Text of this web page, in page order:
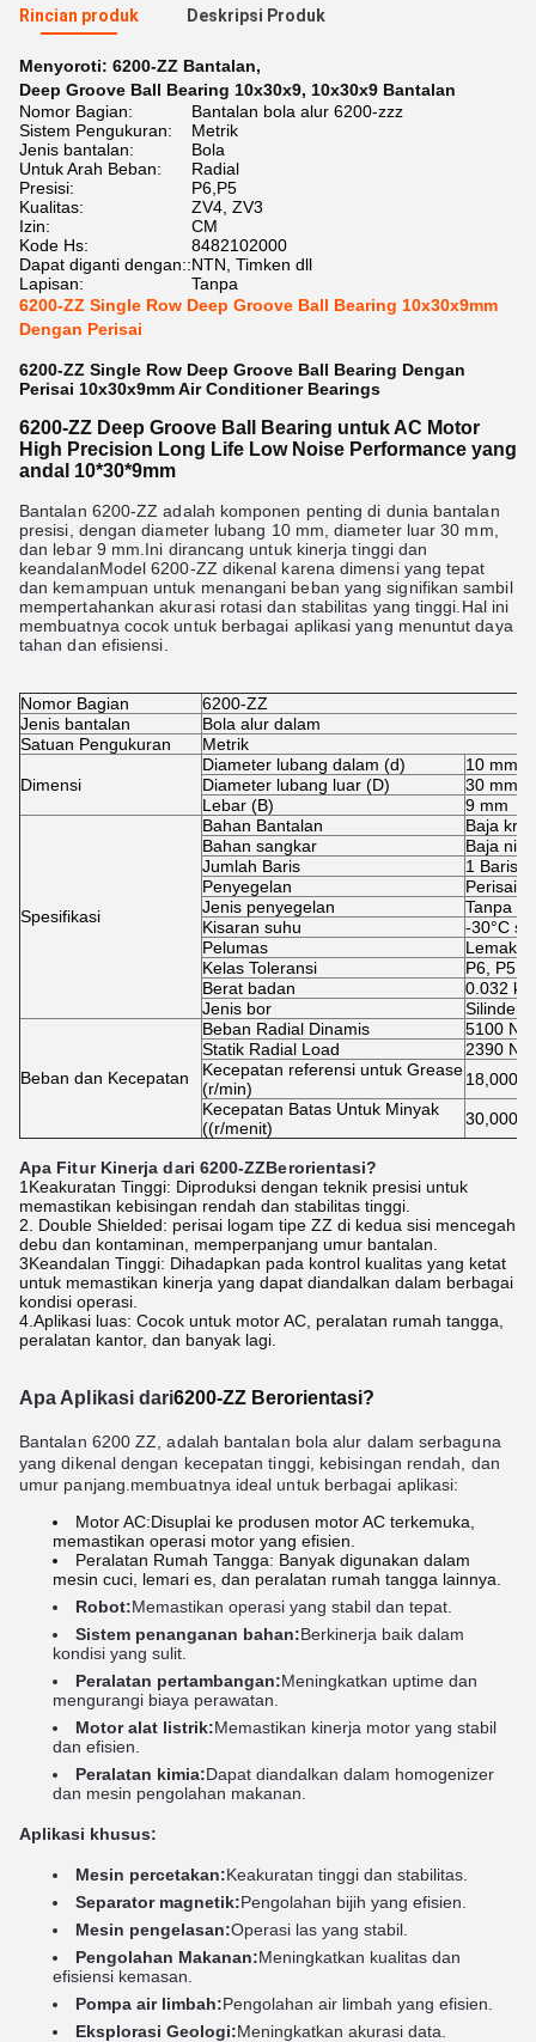
Rincian produk Deskripsi Produk
Menyoroti: 6200-ZZ Bantalan,
Deep Groove Ball Bearing 10x30x9, 10x30x9 Bantalan
Nomor Bagian:
Bantalan bola alur 6200-zzz
Sistem Pengukuran:
Metrik
Jenis bantalan:
Bola
Untuk Arah Beban:
Radial
Presisi:
P6,P5
Kualitas:
ZV4, ZV3
Izin:
CM
Kode Hs:
8482102000
Dapat diganti dengan::NTN, Timken dll
Lapisan:
Tanpa
6200-ZZ Single Row Deep Groove Ball Bearing 10x30x9mm
Dengan Perisai
6200-ZZ Single Row Deep Groove Ball Bearing Dengan
Perisai 10x30x9mm Air Conditioner Bearings
6200-ZZ Deep Groove Ball Bearing untuk AC Motor
High Precision Long Life Low Noise Performance yang
andal 10*30*9mm
Bantalan 6200-ZZ adalah komponen penting di dunia bantalan
presisi, dengan diameter lubang 10 mm, diameter luar 30 mm,
dan lebar 9 mm.Ini dirancang untuk kinerja tinggi dan
keandalanModel 6200-ZZ dikenal karena dimensi yang tepat
dan kemampuan untuk menangani beban yang signifikan sambil
mempertahankan akurasi rotasi dan stabilitas yang tinggi.Hal ini
membuatnya cocok untuk berbagai aplikasi yang menuntut daya
tahan dan efisiensi.
Nomor Bagian
6200-ZZ
Jenis bantalan
Bola alur dalam
Satuan Pengukuran
Metrik
Dimensi
Diameter lubang dalam (d)
10 mm
Diameter lubang luar (D)
30 mm
Lebar (B)
9 mm
Spesifikasi
Bahan Bantalan
Baja
Bahan sangkar
Baja
Jumlah Baris
1 Baris
Penyegelan
Perisai
Jenis penyegelan
Tanpa
Kisaran suhu
-30°C
Pelumas
Lemak
Kelas Toleransi
P6, P5
Berat badan
0.032 kg
Jenis bor
Silinder
Beban dan Kecepatan
Beban Radial Dinamis
5100 N
Statik Radial Load
2390 N
Kecepatan referensi untuk Grease
(r/min)
18,000
Kecepatan Batas Untuk Minyak
((r/menit)
30,000
Apa Fitur Kinerja dari 6200-ZZBerorientasi?
1Keakuratan Tinggi: Diproduksi dengan teknik presisi untuk
memastikan kebisingan rendah dan stabilitas tinggi.
2. Double Shielded: perisai logam tipe ZZ di kedua sisi mencegah
debu dan kontaminan, memperpanjang umur bantalan.
3Keandalan Tinggi: Dihadapkan pada kontrol kualitas yang ketat
untuk memastikan kinerja yang dapat diandalkan dalam berbagai
kondisi operasi.
4.Aplikasi luas: Cocok untuk motor AC, peralatan rumah tangga,
peralatan kantor, dan banyak lagi.
Apa Aplikasi dari6200-ZZ Berorientasi?
Bantalan 6200 ZZ, adalah bantalan bola alur dalam serbaguna
yang dikenal dengan kecepatan tinggi, kebisingan rendah, dan
umur panjang.membuatnya ideal untuk berbagai aplikasi:
Motor AC:Disuplai ke produsen motor AC terkemuka,
memastikan operasi motor yang efisien.
Peralatan Rumah Tangga: Banyak digunakan dalam
mesin cuci, lemari es, dan peralatan rumah tangga lainnya.
Robot:Memastikan operasi yang stabil dan tepat.
Sistem penanganan bahan:Berkinerja baik dalam
kondisi yang sulit.
Peralatan pertambangan:Meningkatkan uptime dan
mengurangi biaya perawatan.
Motor alat listrik:Memastikan kinerja motor yang stabil
dan efisien.
Peralatan kimia:Dapat diandalkan dalam homogenizer
dan mesin pengolahan makanan.
Aplikasi khusus:
Mesin percetakan:Keakuratan tinggi dan stabilitas.
Separator magnetik:Pengolahan bijih yang efisien.
Mesin pengelasan:Operasi las yang stabil.
Pengolahan Makanan:Meningkatkan kualitas dan
efisiensi kemasan.
Pompa air limbah:Pengolahan air limbah yang efisien.
Eksplorasi Geologi:Meningkatkan akurasi data.